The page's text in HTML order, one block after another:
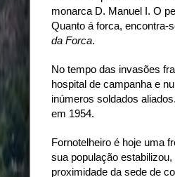
monarca D. Manuel I. O
Quanto á forca, encontra-
da Forca.
No tempo das invasões
hospital de campanha e
inúmeros soldados
em 1954.
Fornotelheiro é hoje uma
sua população
proximidade da sede de